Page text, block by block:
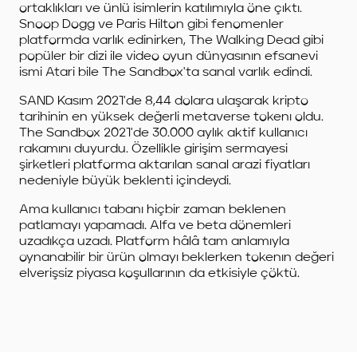
ortaklıkları ve ünlü isimlerin katılımıyla öne çıktı.
Snoop Dogg ve Paris Hilton gibi fenomenler
platformda varlık edinirken,
The Walking Dead gibi
popüler bir dizi ile video oyun dünyasının efsanevi
ismi Atari bile The Sandbox'ta sanal varlık edindi.
SAND Kasım 2021'de 8,44 dolara ulaşarak kripto
tarihinin en yüksek değerli metaverse tokenı oldu.
The Sandbox 2021'de 30.000 aylık aktif kullanıcı
rakamını duyurdu. Özellikle girişim sermayesi
şirketleri platforma aktarılan sanal arazi fiyatları
nedeniyle büyük beklenti içindeydi.
Ama kullanıcı tabanı hiçbir zaman beklenen
patlamayı yapamadı. Alfa ve beta dönemleri
uzadıkça uzadı. Platform hâlâ tam anlamıyla
oynanabilir bir ürün olmayı beklerken tokenın değeri
elverişsiz piyasa koşullarının da etkisiyle çöktü.